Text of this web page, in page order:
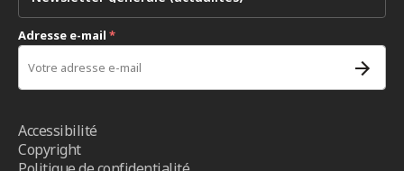
Adresse e-mail *
Accessibilité
Copyright